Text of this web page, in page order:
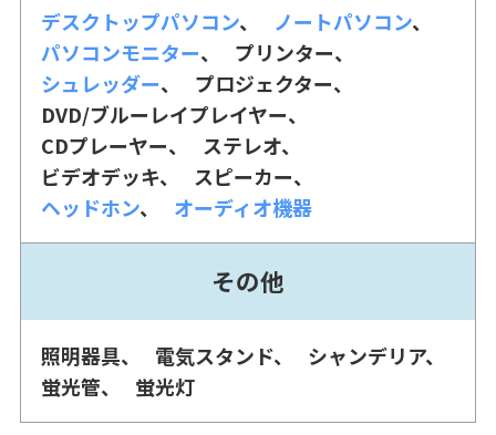
デスクトップパソコン
ノートパソコン
パソコンモニター
プリンター
シュレッダー
プロジェクター
DVD/ブルーレイプレイヤー
CDプレーヤー
ステレオ
ビデオデッキ
スピーカー
ヘッドホン
オーディオ機器
その他
照明器具 電気スタンド
シャンデリア
蛍光管
蛍光灯